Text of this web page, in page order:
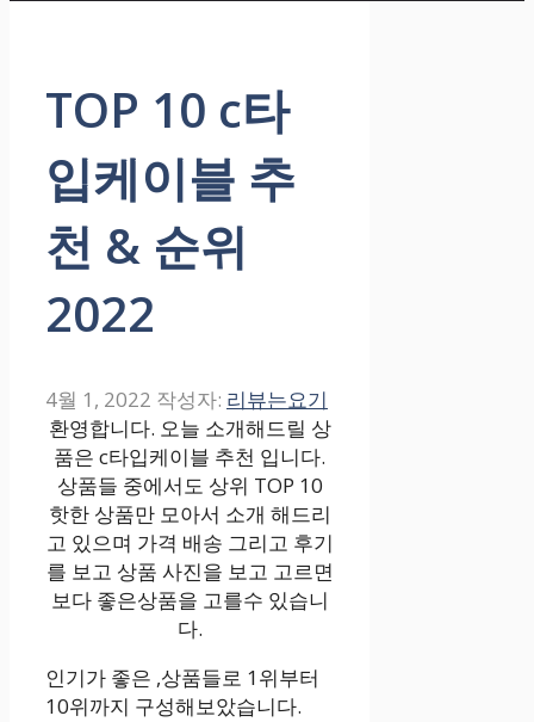
TOP 10 c타
입케이블 추
천 & 순위
2022
4월 1, 2022 작성자: 리뷰는요기
환영합니다. 오늘 소개해드릴 상
품은 c타입케이블 추천 입니다.
상품들 중에서도 상위 TOP 10
핫한 상품만 모아서 소개 해드리
고 있으며 가격 배송 그리고 후기
를 보고 상품 사진을 보고 고르면
보다 좋은상품을 고를수 있습니
다.
인기가 좋은 ,상품들로 1위부터
10위까지 구성해보았습니다.